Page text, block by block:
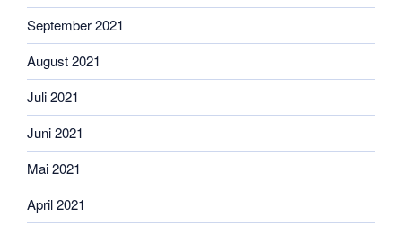
September 2021
August 2021
Juli 2021
Juni 2021
Mai 2021
April 2021